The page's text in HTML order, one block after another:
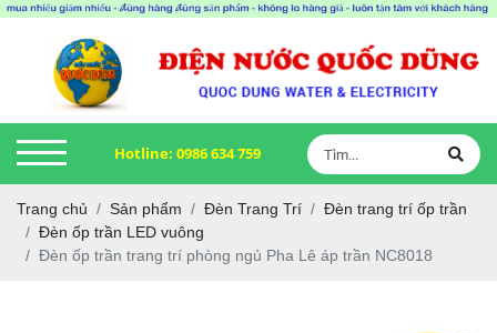
Hotline: 0986 634 759
Trang chủ Sản phẩm Đèn Trang Trí
Đèn trang trí ốp trần
Đèn ốp trần LED vuông
Đèn ốp trần trang trí phòng ngủ Pha Lê áp trần NC8018